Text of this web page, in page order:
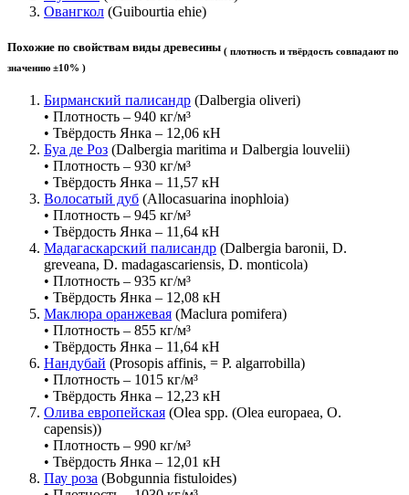
Овангкол (Guibourtia ehie)
Похожие по свойствам виды древесины ( плотность и твёрдость совпадают по
значению ±10% )
Бирманский палисандр (Dalbergia oliveri)
• Плотность – 940 кг/м³
• Твёрдость Янка – 12,06 кН
Буа де Роз (Dalbergia maritima и Dalbergia louvelii)
• Плотность – 930 кг/м³
• Твёрдость Янка – 11,57 кН
Волосатый дуб (Allocasuarina inophloia)
• Плотность – 945 кг/м³
• Твёрдость Янка – 11,64 кН
Мадагаскарский палисандр (Dalbergia baronii, D.
greveana, D. madagascariensis, D. monticola)
• Плотность – 935 кг/м³
• Твёрдость Янка – 12,08 кН
Маклюра оранжевая (Maclura pomifera)
• Плотность – 855 кг/м³
• Твёрдость Янка – 11,64 кН
Нандубай (Prosopis affinis, = P. algarrobilla)
• Плотность – 1015 кг/м³
• Твёрдость Янка – 12,23 кН
Олива европейская (Olea spp. (Olea europaea, O.
capensis))
• Плотность – 990 кг/м³
• Твёрдость Янка – 12,01 кН
Пау роза (Bobgunnia fistuloides)